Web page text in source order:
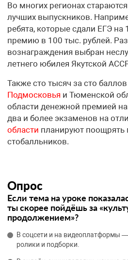
Во многих регионах
лучших выпускников.
ребята, которые сдали ЕГЭ на
премию в 100 тыс. рублей.
вознаграждения выбран
летнего юбилея Якутской
Также сто тысяч за сто
Подмосковья и Тюменской
области денежной премией
два и более экзаменов на
области планируют поощрять
стобалльников.
Опрос
Если тема на уроке
ты скорее пойдёшь за
продолжением»?
В соцсети и на видеоплатформы
ролики и подборки.